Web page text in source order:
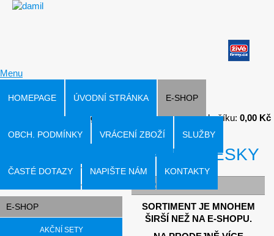
Menu
HOMEPAGE ÚVODNÍ STRÁNKA E-SHOP
OBCH. PODMÍNKY VRÁCENÍ ZBOŽÍ SLUŽBY
ČASTÉ DOTAZY NAPIŠTE NÁM KONTAKTY
Registrace V košíku: 0,00 Kč
VARNÉ DESKY
VARNÉ DESKY
SORTIMENT JE MNOHEM
ŠIRŠÍ NEŽ NA E-SHOPU.
E-SHOP
AKČNÍ SETY